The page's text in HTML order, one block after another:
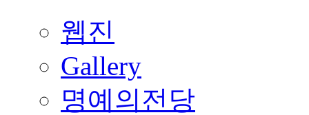
웹진
Gallery
명예의전당